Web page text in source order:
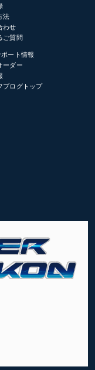
法
わせ
ご質問
ート情報
ーダー
ブログトップ